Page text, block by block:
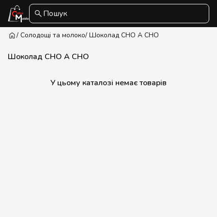
Пошук
/ Солодощі та молоко/ Шоколад CHO A CHO
Шоколад CHO A CHO
У цьому каталозі немає товарів